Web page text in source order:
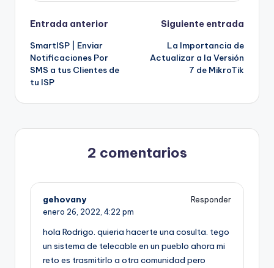
Navegación
de
entradas
Entrada anterior
SmartISP | Enviar
Notificaciones Por
SMS a tus Clientes de
tu ISP
Siguiente entrada
La Importancia de
Actualizar a la Versión
7 de MikroTik
2 comentarios
gehovany
Responder
enero 26, 2022, 4:22 pm
hola Rodrigo. quieria hacerte una cosulta. tego
un sistema de telecable en un pueblo ahora mi
reto es trasmitirlo a otra comunidad pero